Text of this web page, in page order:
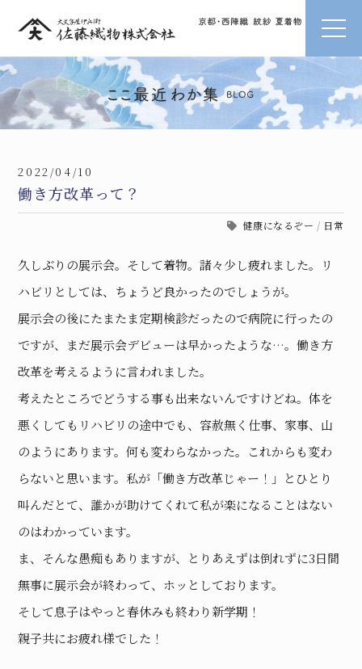
2022/04/10
働き方改革って？
健康になるぞー / 日常
久しぶりの展示会。そして着物。諸々少し疲れました。リ
ハビリとしては、ちょうど良かったのでしょうが。
展示会の後にたまたま定期検診だったので病院に行ったの
ですが、まだ展示会デビューは早かったような…。働き方
改革を考えるように言われました。
考えたところでどうする事も出来ないんですけどね。体を
悪くしてもリハビリの途中でも、容赦無く仕事、家事、山
のようにあります。何も変わらなかった。これからも変わ
らないと思います。私が「働き方改革じゃー！」とひとり
叫んだとて、誰かが助けてくれて私が楽になることはない
のはわかっています。
ま、そんな愚痴もありますが、とりあえずは倒れずに3日間
無事に展示会が終わって、ホッとしております。
そして息子はやっと春休みも終わり新学期！
親子共にお疲れ様でした！